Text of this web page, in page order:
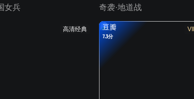
女兵 奇袭·地道战
高清经典 豆瓣
7.3分